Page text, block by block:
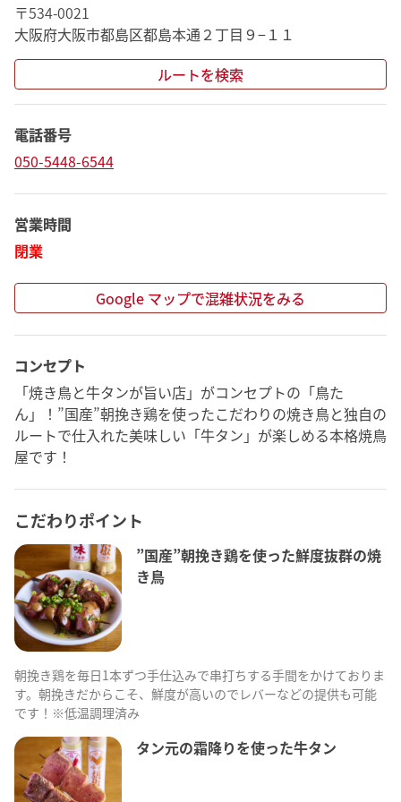
〒534-0021
大阪府大阪市都島区都島本通２丁目９−１１
ルートを検索
電話番号
050-5448-6544
営業時間
閉業
Google マップで混雑状況をみる
コンセプト
「焼き鳥と牛タンが旨い店」がコンセプトの「鳥た
ん」！”国産”朝挽き鶏を使ったこだわりの焼き鳥と独自の
ルートで仕入れた美味しい「牛タン」が楽しめる本格焼鳥
屋です！
こだわりポイント
”国産”朝挽き鶏を使った鮮度抜群の焼
き鳥
朝挽き鶏を毎日1本ずつ手仕込みで串打ちする手間をかけておりま
す。朝挽きだからこそ、鮮度が高いのでレバーなどの提供も可能
です！※低温調理済み
タン元の霜降りを使った牛タン